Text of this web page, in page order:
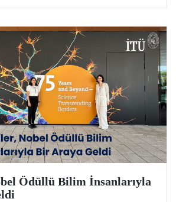
Ödüllü Bilim İnsanlarıyla